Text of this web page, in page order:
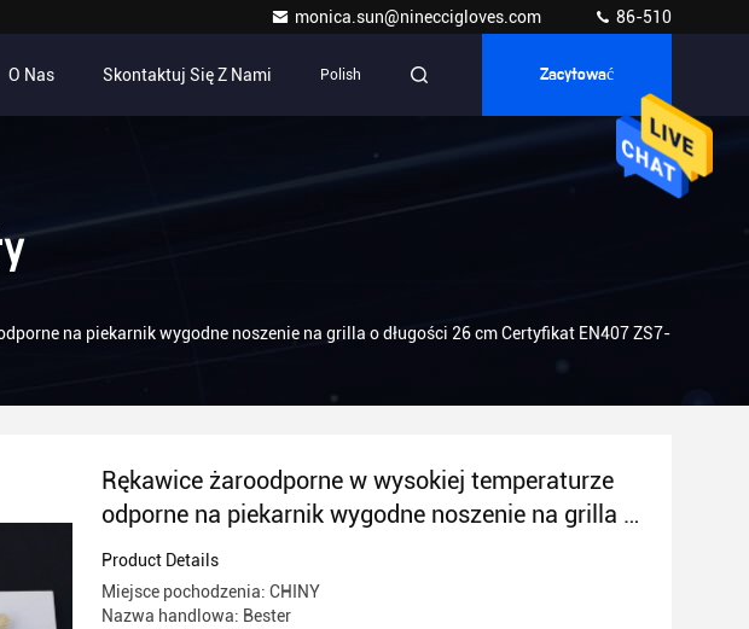
monica.sun@nineccigloves.com 86-510
O Nas Skontaktuj Się Z Nami Polish Zacytować
na piekarnik wygodne noszenie na grilla o długości 26 cm Certyfikat EN407 ZS7-
Rękawice żaroodporne w wysokiej temperaturze
odporne na piekarnik wygodne noszenie na grilla o
długości 26 cm Certyfikat EN407 ZS7-003
Product Details
Miejsce pochodzenia: CHINY
Nazwa handlowa: Bester